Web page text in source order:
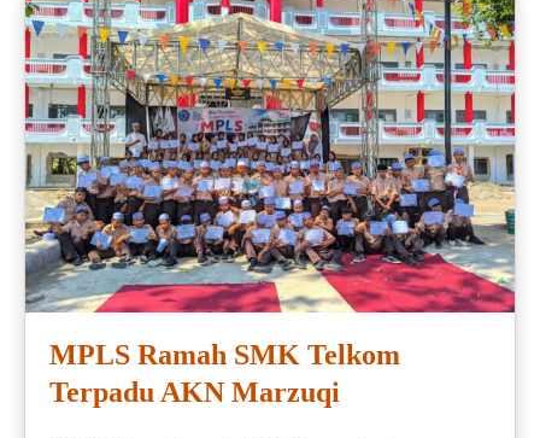
MPLS Ramah SMK Telkom
Terpadu AKN Marzuqi